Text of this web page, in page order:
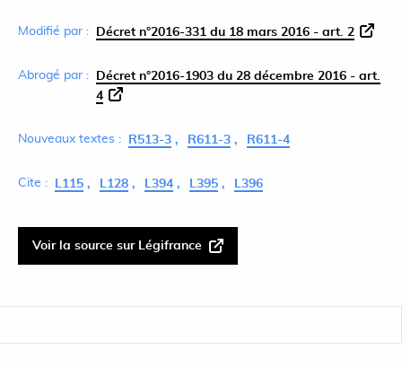
Modifié par : Décret n°2016-331 du 18 mars 2016 - art. 2
Abrogé par :
Décret n°2016-1903 du 28 décembre 2016 - art.
4
Nouveaux textes : R513-3 R611-3 R611-4
Cite : L115 L128 L394 L395 L396
Voir la source sur Légifrance